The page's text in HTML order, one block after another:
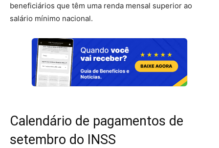
beneficiários que têm uma renda mensal superior ao
salário mínimo nacional.
Calendário de pagamentos de
setembro do INSS